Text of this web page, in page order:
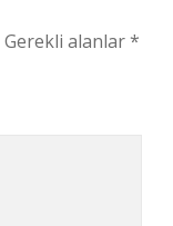
Gerekli alanlar*